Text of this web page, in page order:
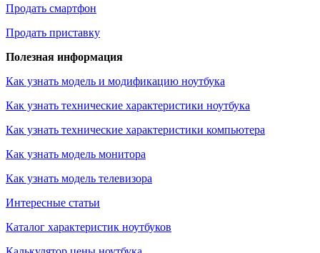
Продать смартфон
Продать приставку
Полезная информация
Как узнать модель и модификацию ноутбука
Как узнать технические характеристики ноутбука
Как узнать технические характеристики компьютера
Как узнать модель монитора
Как узнать модель телевизора
Интересные статьи
Каталог характеристик ноутбуков